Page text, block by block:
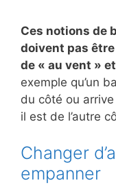
Ces notions de
doivent pas
de « au vent »
exemple qu’un
du côté ou
il est de l’autre
Changer
empanner